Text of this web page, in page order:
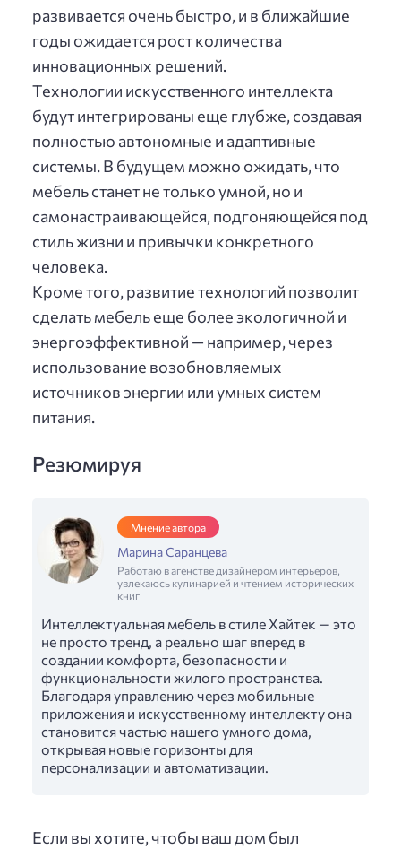
развивается очень быстро, и в ближайшие
годы ожидается рост количества
инновационных решений.
Технологии искусственного интеллекта
будут интегрированы еще глубже, создавая
полностью автономные и адаптивные
системы. В будущем можно ожидать, что
мебель станет не только умной, но и
самонастраивающейся, подгоняющейся под
стиль жизни и привычки конкретного
человека.
Кроме того, развитие технологий позволит
сделать мебель еще более экологичной и
энергоэффективной — например, через
использование возобновляемых
источников энергии или умных систем
питания.
Резюмируя
Мнение автора
Марина Саранцева
Работаю в агенстве дизайнером интерьеров,
увлекаюсь кулинарией и чтением исторических
книг
Интеллектуальная мебель в стиле Хайтек — это
не просто тренд, а реально шаг вперед в
создании комфорта, безопасности и
функциональности жилого пространства.
Благодаря управлению через мобильные
приложения и искусственному интеллекту она
становится частью нашего умного дома,
открывая новые горизонты для
персонализации и автоматизации.
Если вы хотите, чтобы ваш дом был